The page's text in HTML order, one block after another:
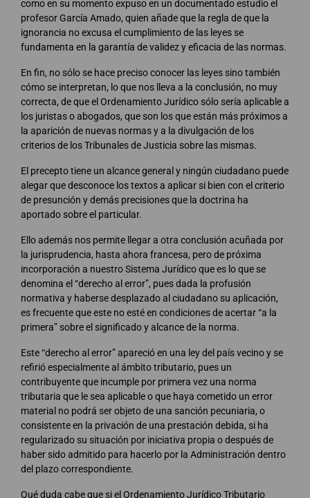
como en su momento expuso en un documentado estudio el
profesor García Amado, quien añade que la regla de que la
ignorancia no excusa el cumplimiento de las leyes se
fundamenta en la garantía de validez y eficacia de las normas.
En fin, no sólo se hace preciso conocer las leyes sino también
cómo se interpretan, lo que nos lleva a la conclusión, no muy
correcta, de que el Ordenamiento Jurídico sólo sería aplicable a
los juristas o abogados, que son los que están más próximos a
la aparición de nuevas normas y a la divulgación de los
criterios de los Tribunales de Justicia sobre las mismas.
El precepto tiene un alcance general y ningún ciudadano puede
alegar que desconoce los textos a aplicar si bien con el criterio
de presunción y demás precisiones que la doctrina ha
aportado sobre el particular.
Ello además nos permite llegar a otra conclusión acuñada por
la jurisprudencia, hasta ahora francesa, pero de próxima
incorporación a nuestro Sistema Jurídico que es lo que se
denomina el “derecho al error”, pues dada la profusión
normativa y haberse desplazado al ciudadano su aplicación,
es frecuente que este no esté en condiciones de acertar “a la
primera” sobre el significado y alcance de la norma.
Este “derecho al error” apareció en una ley del país vecino y se
refirió especialmente al ámbito tributario, pues un
contribuyente que incumple por primera vez una norma
tributaria que le sea aplicable o que haya cometido un error
material no podrá ser objeto de una sanción pecuniaria, o
consistente en la privación de una prestación debida, si ha
regularizado su situación por iniciativa propia o después de
haber sido admitido para hacerlo por la Administración dentro
del plazo correspondiente.
Qué duda cabe que si el Ordenamiento Jurídico Tributario